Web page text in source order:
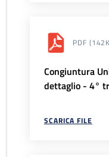
PDF
Congiuntura
dettaglio - 4°
SCARICA FILE